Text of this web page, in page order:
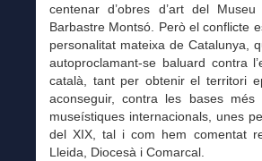
centenar d’obres d’art del
Barbastre Montsó. Però el conflicte
personalitat mateixa de Catalunya,
autoproclamant-se baluard contra
català, tant per obtenir el territori
aconseguir, contra les bases
museístiques internacionals, unes
del XIX, tal i com hem comentat
Lleida, Diocesà i Comarcal.